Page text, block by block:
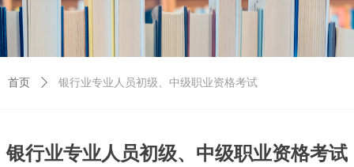
银行业专业人员初级、中级职业资格考试
首页 ꄲ 银行业专业人员初级、中级职业资格考试